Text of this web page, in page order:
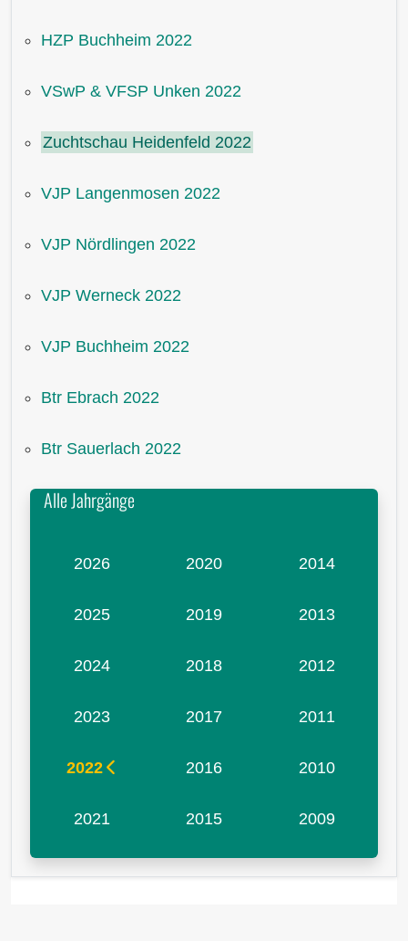
HZP Buchheim 2022
VSwP & VFSP Unken 2022
Zuchtschau Heidenfeld 2022
VJP Langenmosen 2022
VJP Nördlingen 2022
VJP Werneck 2022
VJP Buchheim 2022
Btr Ebrach 2022
Btr Sauerlach 2022
Alle Jahrgänge
2026
2025
2024
2023
2022
2021
2020
2019
2018
2017
2016
2015
2014
2013
2012
2011
2010
2009